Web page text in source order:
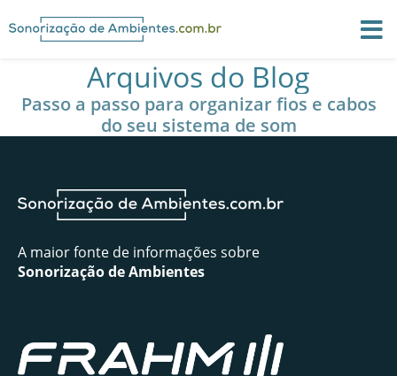
Arquivos do Blog
Passo a passo para organizar fios e cabos
do seu sistema de som
A maior fonte de informações sobre
Sonorização de Ambientes